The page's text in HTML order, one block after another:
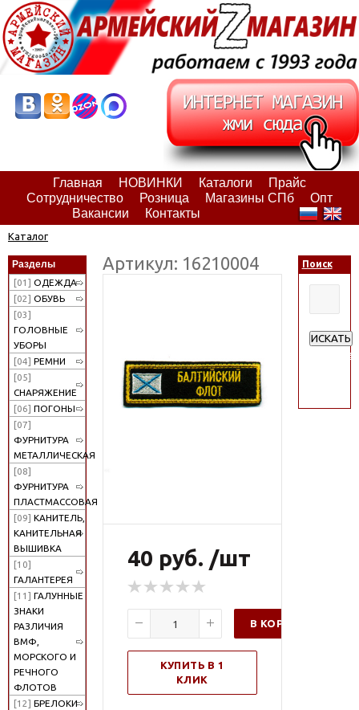
Главная НОВИНКИ Каталоги
Прайс
Сотрудничество
Розница Магазины СПб
Опт
Вакансии
Контакты
Каталог
Разделы
[01] ОДЕЖДА
[02] ОБУВЬ
[03]
ГОЛОВНЫЕ
УБОРЫ
[04] РЕМНИ
[05]
СНАРЯЖЕНИЕ
[06] ПОГОНЫ
[07]
ФУРНИТУРА
МЕТАЛЛИЧЕСКАЯ
[08]
ФУРНИТУРА
ПЛАСТМАССОВАЯ
[09] КАНИТЕЛЬ,
КАНИТЕЛЬНАЯ
ВЫШИВКА
[10]
ГАЛАНТЕРЕЯ
[11] ГАЛУННЫЕ
ЗНАКИ
РАЗЛИЧИЯ
ВМФ,
МОРСКОГО И
РЕЧНОГО
ФЛОТОВ
[12] БРЕЛОКИ
Артикул: 16210004
40 руб. /шт
В КОРЗИНУ
КУПИТЬ В 1
КЛИК
Поиск
ИСКАТЬ